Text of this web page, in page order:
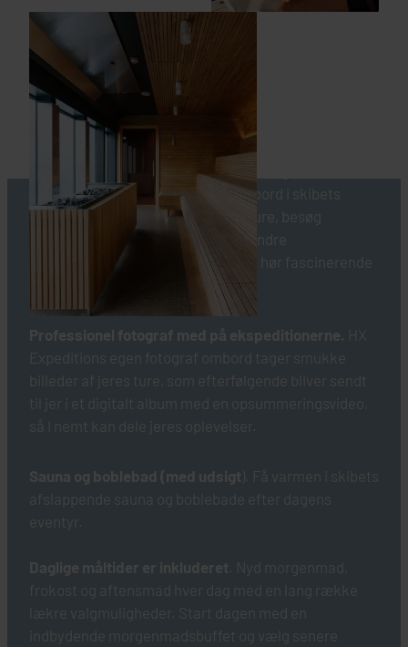
HER SKAL I BO
INKLUDERET I PRISEN
Grønland
M/S Fridtjof Nansen, HX Expeditions
HVAD GØR OPLEVELSEN MED HX
HURTIGRUTEN SPECIEL?
Daglige ekspeditioner og aktiviteter
passionerede eksperter tager I hver dag på
opdagelse - enten på land eller ombord i skibets
mindre både. Kom med på vandreture, besøg
lokalsamfund, sejl med i skibets mindre
ekspeditionsbåde rundt om isen og hør fascinerende
Professionel fotograf med på ekspeditionerne. HX
Expeditions egen fotograf ombord tager smukke
billeder af jeres ture, som efterfølgende bliver sendt
til jer i et digitalt album med en opsummeringsvideo,
så I nemt kan dele jeres oplevelser.
Sauna og boblebad (med udsigt ). Få varmen i skibets
afslappende sauna og boblebade efter dagens
eventyr.
Daglige måltider er inkluderet . Nyd morgenmad,
frokost og aftensmad hver dag med en lang række
lækre valgmuligheder. Start dagen med en
indbydende morgenmadsbuffet og vælg senere